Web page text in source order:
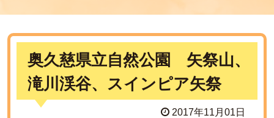
奥久慈県立自然公園 矢祭山、
滝川渓谷、スインピア矢祭
2017年11月01日